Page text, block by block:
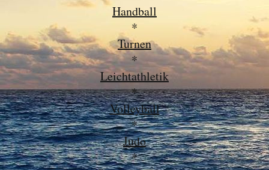
Handball
*
Turnen
*
Leichtathletik
*
Volleyball
*
Judo
*